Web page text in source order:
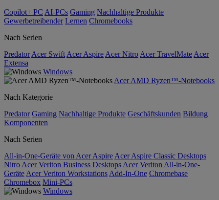
Copilot+ PC AI-PCs Gaming Nachhaltige Produkte
Gewerbetreibender Lernen Chromebooks
Nach Serien
Predator Acer Swift Acer Aspire Acer Nitro Acer TravelMate Acer
Extensa
Windows
Acer AMD Ryzen™-Notebooks
Nach Kategorie
Predator Gaming Nachhaltige Produkte Geschäftskunden Bildung
Komponenten
Nach Serien
All-in-One-Geräte von Acer Aspire Acer Aspire Classic Desktops
Nitro Acer Veriton Business Desktops Acer Veriton All-in-One-
Geräte Acer Veriton Workstations Add-In-One Chromebase
Chromebox Mini-PCs
Windows